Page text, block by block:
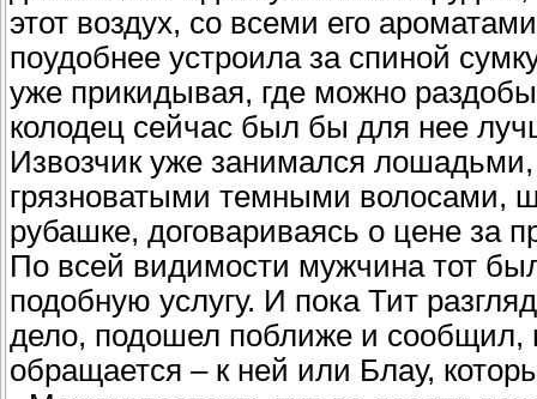
этот воздух, со всеми его
поудобнее устроила за спиной
уже прикидывая, где можно
колодец сейчас был бы для нее
Извозчик уже занимался
грязноватыми темными волосами,
рубашке, договариваясь о цене за
По всей видимости мужчина тот
подобную услугу. И пока Тит
дело, подошел поближе и сообщил,
обращается – к ней или Блау,